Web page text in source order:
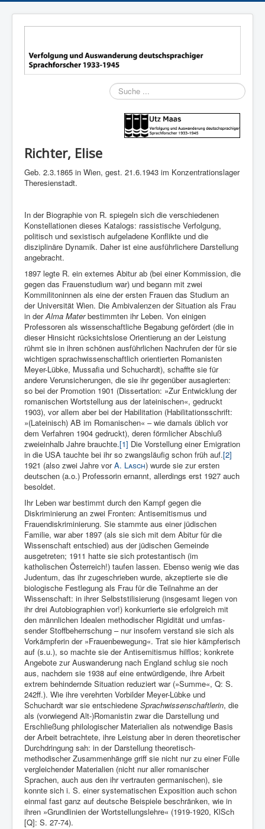
Suchen
Richter, Elise
Geb. 2.3.1865 in Wien, gest. 21.6.1943 im Konzentrationslager
Theresienstadt.
In der Biographie von R. spiegeln sich die verschiedenen
Konstellationen dieses Katalogs: rassistische Verfolgung,
politisch und sexistisch aufgeladene Konflikte und die
disziplinäre Dynamik. Daher ist eine ausführlichere Darstellung
angebracht.
1897 legte R. ein externes Abitur ab (bei einer Kommission, die
gegen das Frauenstudium war) und be­gann mit zwei
Kommilitoninnen als eine der ersten Frauen das Studium an
der Universität Wien. Die Ambivalenzen der Situation als Frau
in derAlma Materbestim­mten ihr Leben. Von einigen
Professoren als wissenschaftliche Bega­bung gefördert (die in
dieser Hinsicht rücksichtslose Orientierung an der Leistung
rühmt sie in ihren schönen ausführlichen Nachrufen der für sie
wichtigen sprachwissenschaftlich orientierten Romani­sten
Meyer-Lübke, Mussafia und Schuchardt), schaffte sie für
andere Verunsicherungen, die sie ihr gegenüber ausagierten:
so bei der Promotion 1901 (Dissertation: »Zur Entwicklung der
romanischen Wortstellung aus der lateinischen«, gedruckt
1903), vor allem aber bei der Habilitation (Habilitationsschrift:
»(Lateinisch) AB im Romanischen« – wie damals üblich vor
dem Verfahren 1904 gedruckt), deren förmlicher Abschluß
zweieinhalb Jahre brauchte.[1] Die Vorstellung einer Emigration
in die USA tauchte bei ihr so zwangsläufig schon früh auf.[2]
1921 (also zwei Jahre vorA. Lasch) wurde sie zur ersten
deutschen (a.o.) Professorin ernannt, allerdings erst 1927 auch
besoldet.
Ihr Leben war bestimmt durch den Kampf gegen die
Diskriminierung an zwei Fronten: Antisemitismus und
Frauendiskriminierung. Sie stammte aus einer jüdischen
Familie, war aber 1897 (als sie sich mit dem Abitur für die
Wissenschaft entschied) aus der jüdischen Gemeinde
ausgetreten; 1911 hatte sie sich protestantisch (im
katholischen Österreich!) taufen lassen. Ebenso wenig wie das
Judentum, das ihr zugeschrieben wurde, akzeptierte sie die
biologische Festlegung als Frau für die Teilnahme an der
Wissenschaft: in ihrer Selbststilisierung (insgesamt lie­gen von
ihr drei Autobiogra­phien vor!) konkurrierte sie erfolg­reich mit
den männlichen Idealen methodischer Rigidität und umfas­
sender Stoffbeherrschung – nur insofern verstand sie sich als
Vorkämpferin der »Frauenbewegung«. Trat sie hier kämpferisch
auf (s.u.), so machte sie der Antisemitismus hilf­los; konkrete
Angebote zur Auswanderung nach England schlug sie noch
aus, nachdem sie 1938 auf eine entwürdigende, ihre Arbeit
extrem behindernde Situation reduziert war (»Summe«, Q: S.
242ff.). Wie ihre verehrten Vorbilder Meyer-Lübke und
Schuchardt war sie entschiedene Sprachwissenschaftlerin, die
als (vorwiegend Alt-)Romanistin zwar die Darstellung und
Erschließung philologischer Materialien als notwendige Basis
der Arbeit betrachtete, ihre Lei­stung aber in deren theoretischer
Durchdringung sah: in der Dar­stellung theoretisch-
methodischer Zusammenhänge griff sie nicht nur zu einer Fülle
vergleichender Materialien (nicht nur al­ler romanischer
Sprachen, auch aus den ihr vertrauten germani­schen), sie
konnte sich i. S. einer systematischen Exposition auch schon
einmal fast ganz auf deutsche Beispiele beschränken, wie in
ihren »Grund­linien der Wortstellungslehre« (1919-1920, KlSch
[Q]: S. 27-74).